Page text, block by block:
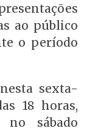
ao público
o período
sexta-
18 horas,
no sábado